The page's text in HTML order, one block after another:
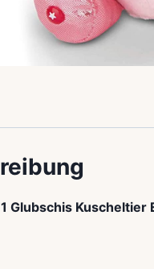
Glubschis Kuscheltier